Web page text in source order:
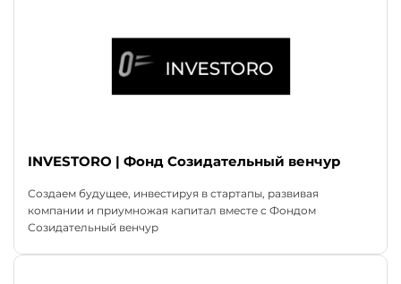
INVESTORO | Фонд Созидательный венчур
Создаем будущее, инвестируя в стартапы, развивая
компании и приумножая капитал вместе с Фондом
Созидательный венчур